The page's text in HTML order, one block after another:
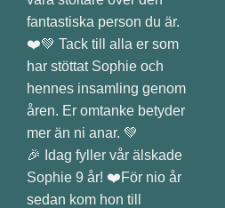
🎉 Idag fyller vår älskade
Sophie 9 år! ❤️För nio år
sedan kom hon till